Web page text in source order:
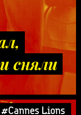
сняли
#Cannes Lions